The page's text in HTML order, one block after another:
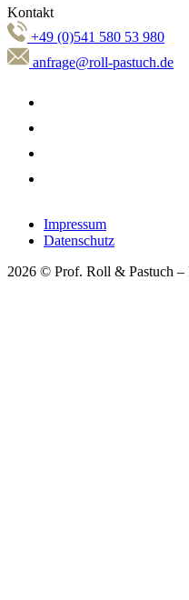
Kontakt
+49 (0)541 580 53 980
anfrage@roll-pastuch.de
Impressum
Datenschutz
2026 © Prof. Roll & Pastuch –